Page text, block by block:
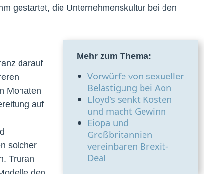
gestartet, die Unternehmenskultur bei den
Mehr zum Thema:
Vorwürfe von sexueller
Belästigung bei Aon
Lloyd’s senkt Kosten
und macht Gewinn
Eiopa und
Großbritannien
vereinbaren Brexit-
Deal
darauf
Monaten
auf
solcher
Truran